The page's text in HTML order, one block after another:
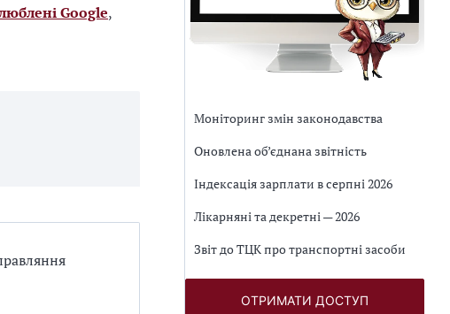
Google,
Моніторинг змін законодавства
Оновлена об’єднана звітність
Індексація зарплати в серпні 2026
Лікарняні та декретні — 2026
Звіт до ТЦК про транспортні засоби
ОТРИМАТИ ДОСТУП